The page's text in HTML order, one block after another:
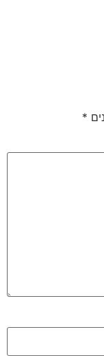
*